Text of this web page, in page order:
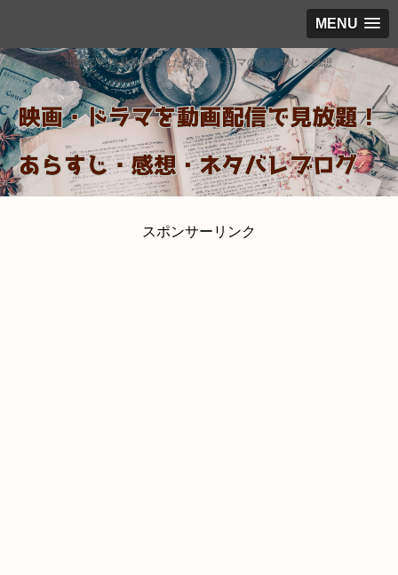
MENU
出来るだけ見放題で見た映画・ドラマのあらすじ・感想
スポンサーリンク